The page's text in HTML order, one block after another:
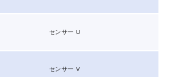
センサー U
センサー V